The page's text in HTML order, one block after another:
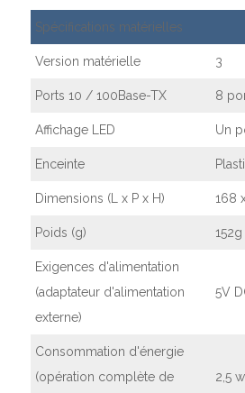
Spécifications matérielles
Version matérielle 3
Ports 10 / 100Base-TX 8
Affichage LED Un
Enceinte
Dimensions (L x P x H) 168
Poids (g) 152g
Exigences d'alimentation
(adaptateur d'alimentation
externe)
5V
Consommation d'énergie
(opération complète de
2,5